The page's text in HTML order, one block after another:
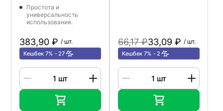
Простота и
универсальность
использования.
383,90 ₽ / шт.
Кешбек 7% 27
66,17 ₽33,09 ₽ / шт.
Кешбек 7% 2